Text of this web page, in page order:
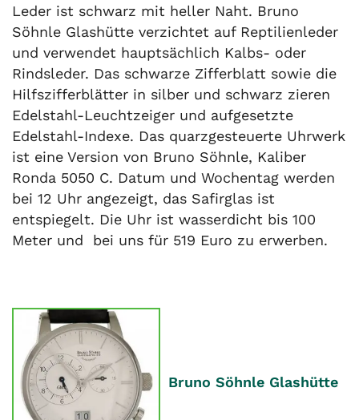
Leder ist schwarz mit heller Naht. Bruno
Söhnle Glashütte verzichtet auf Reptilienleder
und verwendet hauptsächlich Kalbs- oder
Rindsleder. Das schwarze Zifferblatt sowie die
Hilfszifferblätter in silber und schwarz zieren
Edelstahl-Leuchtzeiger und aufgesetzte
Edelstahl-Indexe. Das quarzgesteuerte Uhrwerk
ist eine Version von Bruno Söhnle, Kaliber
Ronda 5050 C. Datum und Wochentag werden
bei 12 Uhr angezeigt, das Safirglas ist
entspiegelt. Die Uhr ist wasserdicht bis 100
Meter und bei uns für 519 Euro zu erwerben.
Bruno Söhnle Glashütte